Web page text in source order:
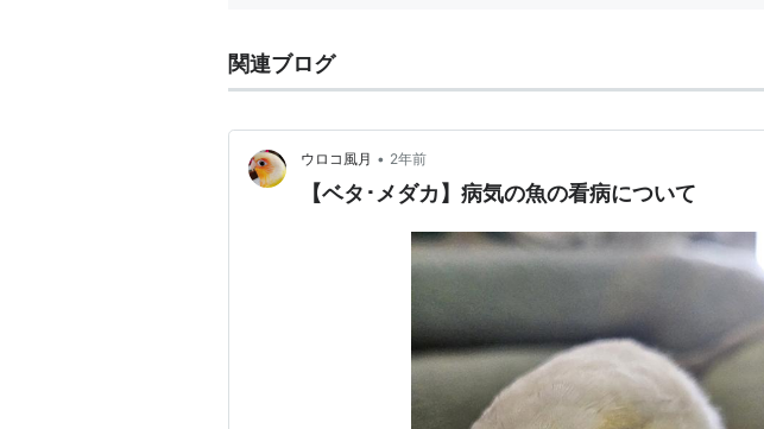
関連ブログ
ウロコ風月 • 2年前
【ベタ･メダカ】病気の魚の看病について